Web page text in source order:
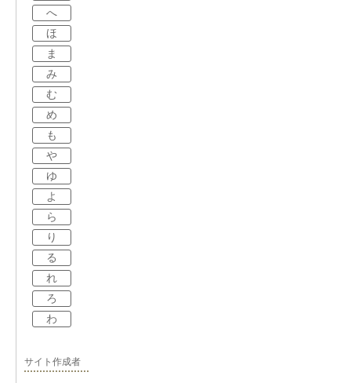
へ
ほ
ま
み
む
め
も
や
ゆ
よ
ら
り
る
れ
ろ
わ
サイト作成者